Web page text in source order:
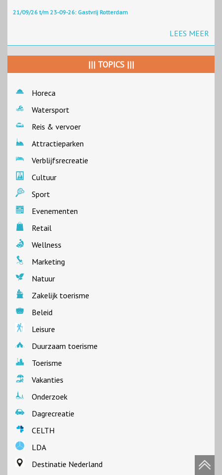
21/09/26 t/m 23-09-26: Gastvrij Rotterdam
LEES MEER
||| TOPICS |||
Horeca
Watersport
Reis & vervoer
Attractieparken
Verblijfsrecreatie
Cultuur
Sport
Evenementen
Retail
Wellness
Marketing
Natuur
Zakelijk toerisme
Beleid
Leisure
Duurzaam toerisme
Toerisme
Vakanties
Onderzoek
Dagrecreatie
CELTH
LDA
Destinatie Nederland